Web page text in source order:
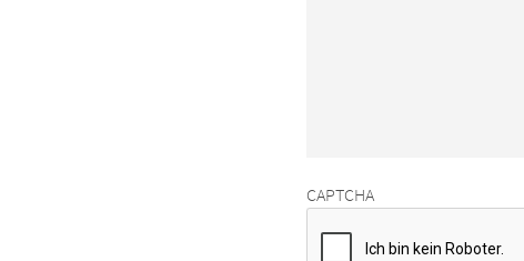
CAPTCHA